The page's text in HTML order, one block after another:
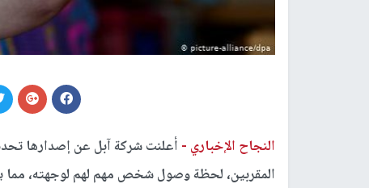
النجاح الإخباري - أعلنت شركة آبل عن إصدارها
المقربين، لحظة وصول شخص مهم لهم لوجهته، مما